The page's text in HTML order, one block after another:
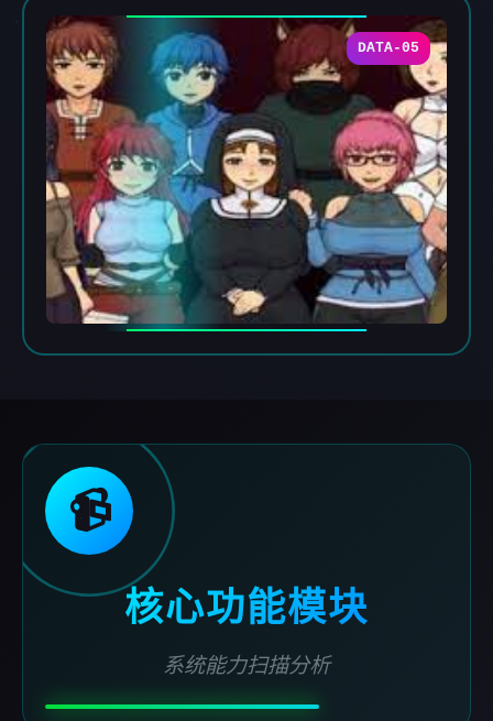
DATA-05
📹
核心功能模块
系统能力扫描分析